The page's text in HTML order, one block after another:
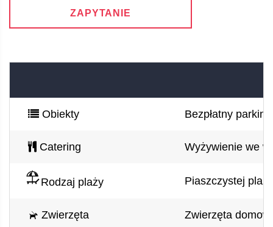
ZAPYTANIE
Obiekty Bezpłatny
Catering Wyżywienie we
Rodzaj plaży Piaszczystej
Zwierzęta Zwierzęta